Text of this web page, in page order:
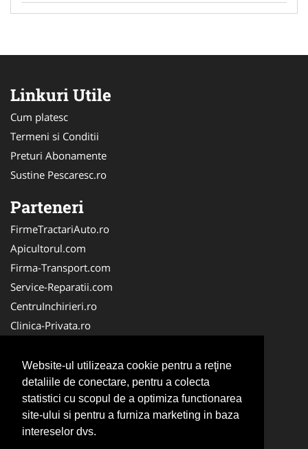
Website-ul utilizeaza cookie pentru a reţine
detaliile de conectare, pentru a colecta
statistici cu scopul de a optimiza functionarea
site-ului si pentru a furniza marketing in baza
intereselor dvs.
Linkuri Utile
Cum platesc
Termeni si Conditii
Preturi Abonamente
Sustine Pescaresc.ro
Parteneri
FirmeTractariAuto.ro
Apicultorul.com
Firma-Transport.com
Service-Reparatii.com
CentruInchirieri.ro
Clinica-Privata.ro
Servicii-DDD.com
Birouri-Cadastru.ro
Centru-Copiere.ro
CramaVinuri.ro